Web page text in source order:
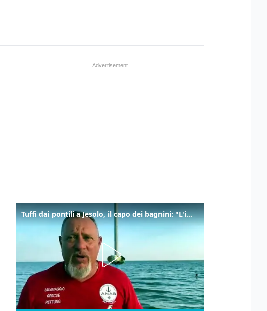
Tuffi dai pontili a Jesolo, il capo dei bagnini: "L'impegno di tutti per evitare altre tragedie"